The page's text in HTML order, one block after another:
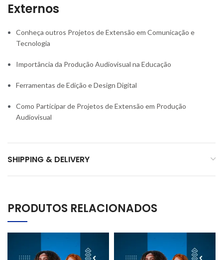
Externos
Conheça outros Projetos de Extensão em Comunicação e
Tecnologia
Importância da Produção Audiovisual na Educação
Ferramentas de Edição e Design Digital
Como Participar de Projetos de Extensão em Produção
Audiovisual
SHIPPING & DELIVERY
PRODUTOS RELACIONADOS